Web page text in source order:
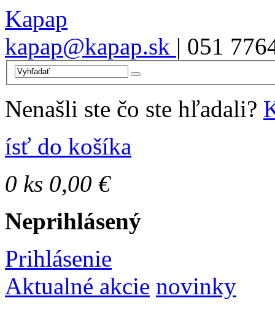
Kapap
kapap@kapap.sk | 051
Nenašli ste čo ste hľadali?
ísť do košíka
0 ks 0,00 €
Neprihlásený
Prihlásenie
Aktualné akcie novinky